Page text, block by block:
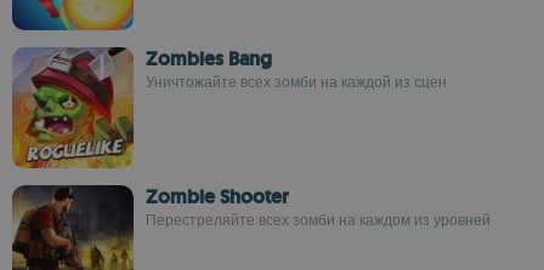
Zombies Bang
Уничтожайте всех зомби на каждой из сцен
Zombie Shooter
Перестреляйте всех зомби на каждом из уровней